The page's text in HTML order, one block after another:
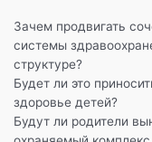
Зачем продвигать
системы
структуре?
Будет ли это
здоровье детей?
Будут ли родители